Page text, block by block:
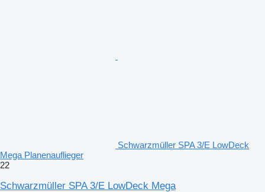
Schwarzmüller SPA 3/E LowDeck
Mega Planenauflieger
22
Schwarzmüller SPA 3/E LowDeck Mega